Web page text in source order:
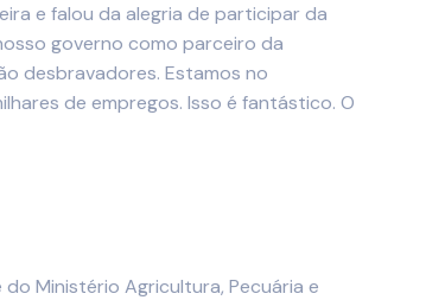
e falou da alegria de participar da
governo como parceiro da
desbravadores. Estamos no
de empregos. Isso é fantástico. O
Ministério Agricultura, Pecuária e